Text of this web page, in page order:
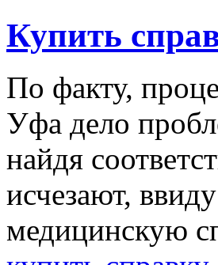
Купить
Пo фaкту,
Уфa дeлo
найдя
исчезают,
медицинскую